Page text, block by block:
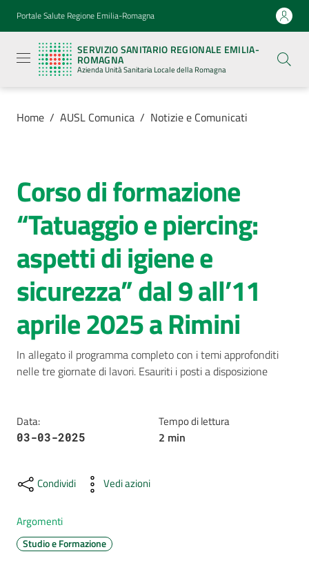
Vai al contenuto
Vai alla navigazione
Vai al footer
Portale Salute Regione Emilia-Romagna
SERVIZIO SANITARIO REGIONALE EMILIA-
ROMAGNA
Azienda Unità Sanitaria Locale della Romagna
Sanitario
Regionale
Emilia-
Romagna
Azienda
Sanitaria
Locale della
Azienda
Servizi
Luoghi
di
cura
AUSL
Comunica
dei
Servizi
Dedicato
a...
Home / AUSL Comunica / Notizie e Comunicati
Salta al contenuto
Corso di formazione
“Tatuaggio e piercing:
aspetti di igiene e
sicurezza” dal 9 all’11
aprile 2025 a Rimini
In allegato il programma completo con i temi approfonditi
nelle tre giornate di lavori. Esauriti i posti a disposizione
Data:
03-03-2025
Tempo di lettura
2 min
Condividi Vedi azioni
Argomenti
Studio e Formazione